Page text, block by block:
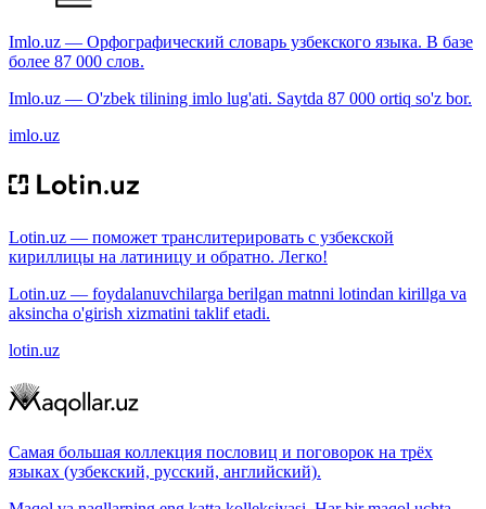
Imlo.uz — Орфографический словарь узбекского языка. В базе
более 87 000 слов.
Imlo.uz — O'zbek tilining imlo lug'ati. Saytda 87 000 ortiq so'z bor.
imlo.uz
Lotin.uz — поможет транслитерировать с узбекской
кириллицы на латиницу и обратно. Легко!
Lotin.uz — foydalanuvchilarga berilgan matnni lotindan kirillga va
aksincha o'girish xizmatini taklif etadi.
lotin.uz
Самая большая коллекция пословиц и поговорок на трёх
языках (узбекский, русский, английский).